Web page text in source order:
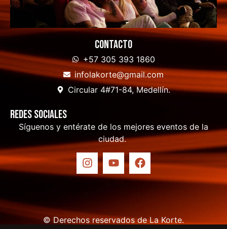
Contacto
+57 305 393 1860
infolakorte@gmail.com
Circular 4#71-84, Medellín.
Redes sociales
Síguenos y entérate de los mejores eventos de la
ciudad.
© Derechos reservados de La Korte.